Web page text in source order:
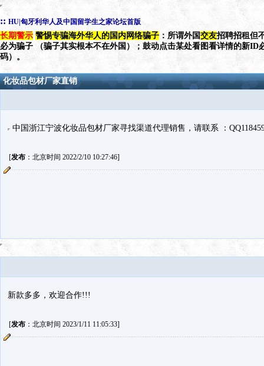
:: HU|匈牙利华人及中国留学生之家论坛首版
长期警示 警惕专骗海外华人的国内网络骗子 ：所谓外国交友招聘招租但
必为骗子 （骗子其实根本不在外国）；鼓动点击某处看图看详情的新ID
码）。
化妆品包材厂家直销
中国浙江宁波化妆品包材厂家寻找渠道代理销售，请联系 ：
[发布：北京时间 2022/2/10 10:27:46]
新款多多，欢迎合作!!!
[发布：北京时间 2023/1/11 11:05:33]